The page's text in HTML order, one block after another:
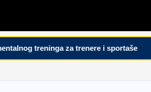
treninga za trenere i sportaše